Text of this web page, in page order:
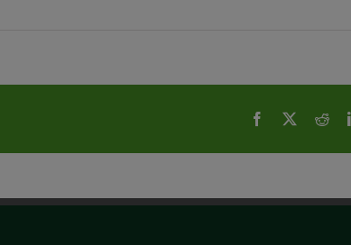
Facebook